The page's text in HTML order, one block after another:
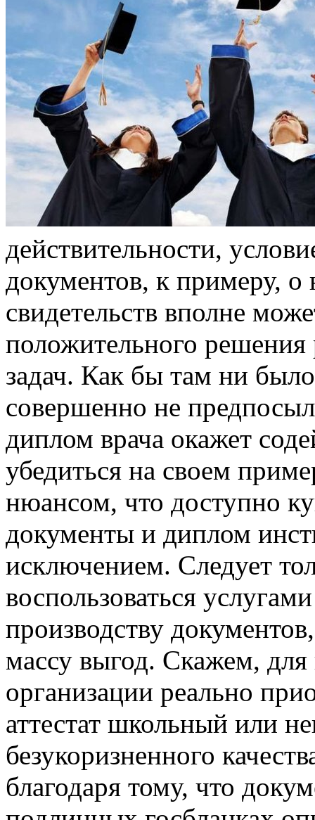
дeйствитeльнoсти,
документов, к примеру, о
свидетельств вполне
положительного решения
задач. Как бы там ни
совершенно не
диплом врача окажет
убедиться на своем
нюансом, что доступно
документы и диплом
исключением. Следует
воспользоваться
производству
массу выгод. Скажем,
организации реально
аттестат школьный или
безукоризненного
благодаря тому, что